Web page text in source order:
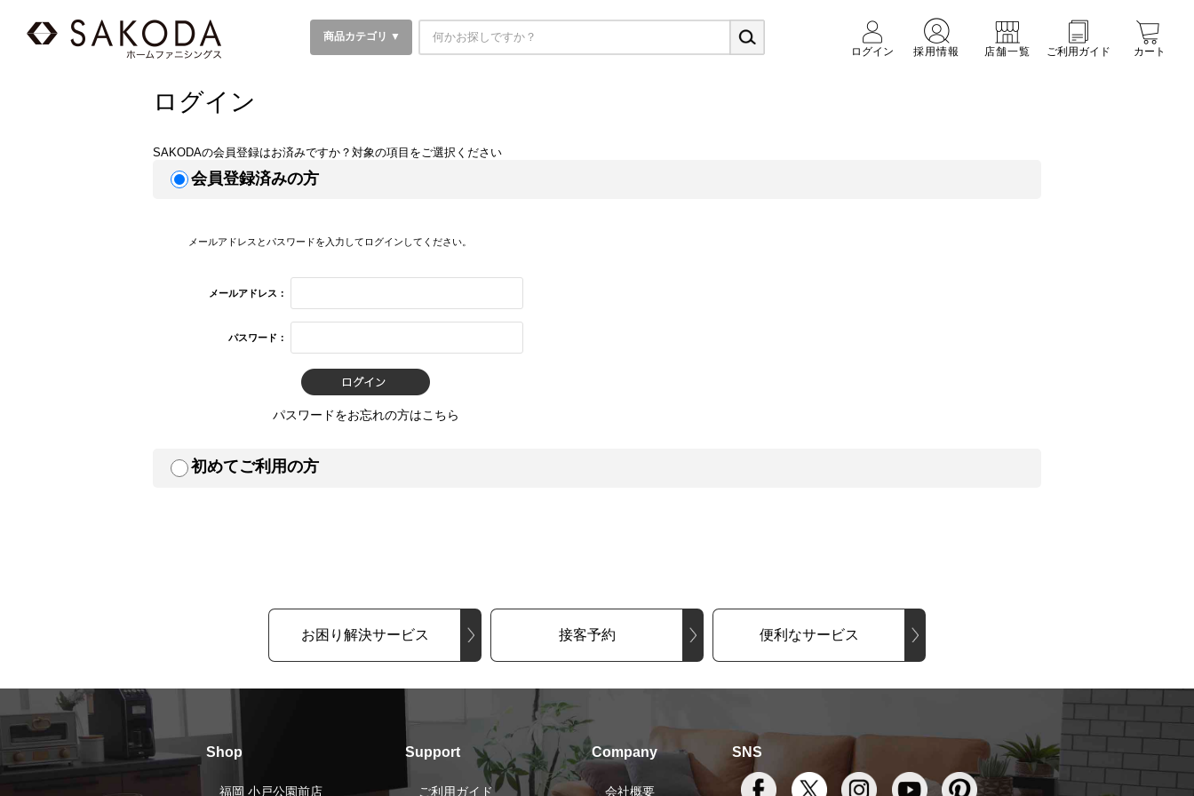
商品カテゴリ ▼
ログイン
採用情報 店舗一覧 ご利用ガイド カート
ログイン
SAKODAの会員登録はお済みですか？対象の項目をご選択ください
会員登録済みの方
メールアドレスとパスワードを入力してログインしてください。
メールアドレス：
パスワード：
パスワードをお忘れの方はこちら
初めてご利用の方
お困り解決サービス 接客予約 便利なサービス
Shop
福岡 小戸公園前店
Support
ご利用ガイド
Company
会社概要
SNS